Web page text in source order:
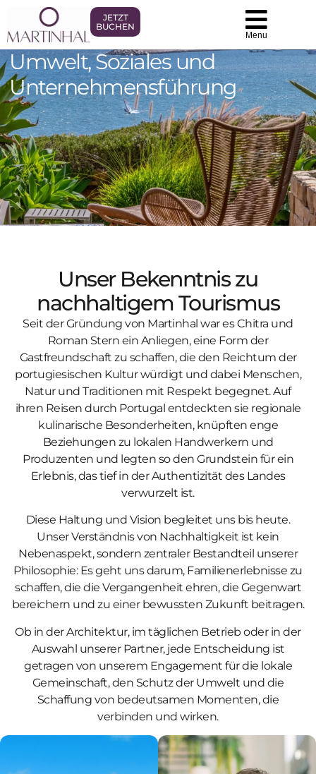
JETZT
BUCHEN
Menu
Umwelt, Soziales und
Unternehmensführung
Unser Bekenntnis zu
nachhaltigem Tourismus
Seit der Gründung von Martinhal war es Chitra und
Roman Stern ein Anliegen, eine Form der
Gastfreundschaft zu schaffen, die den Reichtum der
portugiesischen Kultur würdigt und dabei Menschen,
Natur und Traditionen mit Respekt begegnet. Auf
ihren Reisen durch Portugal entdeckten sie regionale
kulinarische Besonderheiten, knüpften enge
Beziehungen zu lokalen Handwerkern und
Produzenten und legten so den Grundstein für ein
Erlebnis, das tief in der Authentizität des Landes
verwurzelt ist.
Diese Haltung und Vision begleitet uns bis heute.
Unser Verständnis von Nachhaltigkeit ist kein
Nebenaspekt, sondern zentraler Bestandteil unserer
Philosophie: Es geht uns darum, Familienerlebnisse zu
schaffen, die die Vergangenheit ehren, die Gegenwart
bereichern und zu einer bewussten Zukunft beitragen.
Ob in der Architektur, im täglichen Betrieb oder in der
Auswahl unserer Partner, jede Entscheidung ist
getragen von unserem Engagement für die lokale
Gemeinschaft, den Schutz der Umwelt und die
Schaffung von bedeutsamen Momenten, die
verbinden und wirken.